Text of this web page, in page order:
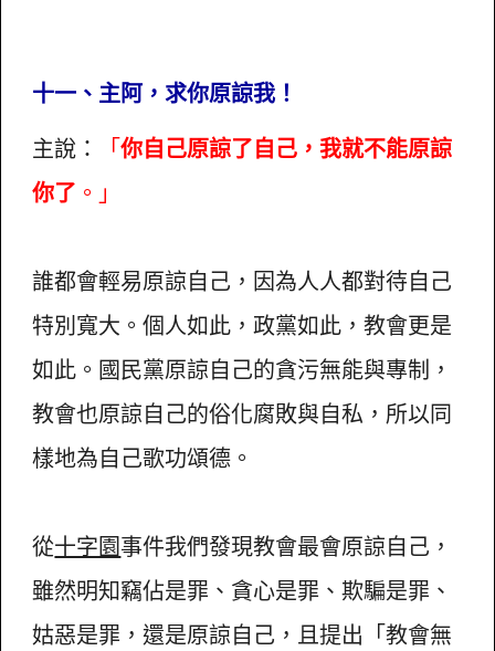
十一、主阿，求你原諒我！
主說：
「你自己原諒了自己，我就不能原諒
你了 。」
誰都會輕易原諒自己，因為人人都對待自己
特別寬大。個人如此，政黨如此，教會更是
如此。國民黨原諒自己的貪污無能與專制，
教會也原諒自己的俗化腐敗與自私，所以同
樣地為自己歌功頌德。
從十字園事件我們發現教會最會原諒自己，
雖然明知竊佔是罪、貪心是罪、欺騙是罪、
姑惡是罪，還是原諒自己，且提出「教會無